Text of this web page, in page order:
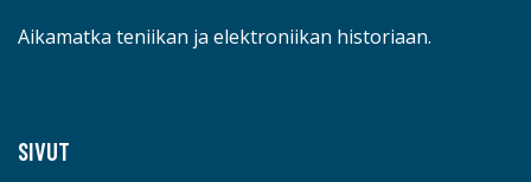
Aikamatka teniikan ja elektroniikan historiaan.
SIVUT